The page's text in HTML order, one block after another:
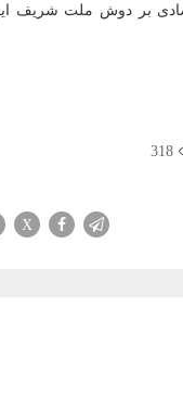
بر دوش ملت شریف
318
X